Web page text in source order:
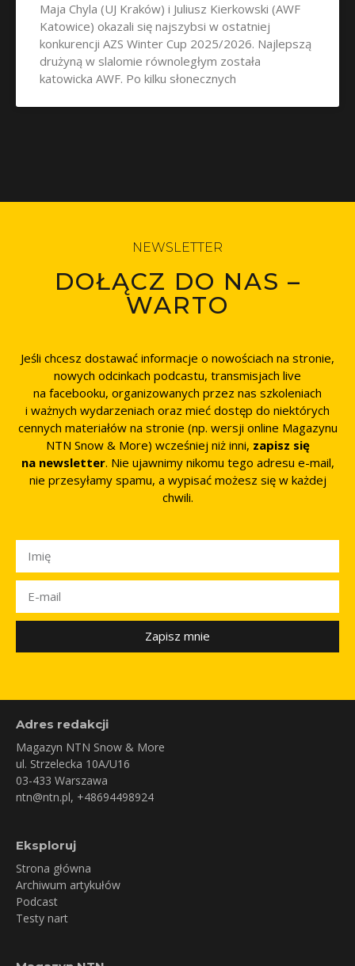
Maja Chyla (UJ Kraków) i Juliusz Kierkowski (AWF
Katowice) okazali się najszybsi w ostatniej
konkurencji AZS Winter Cup 2025/2026. Najlepszą
drużyną w slalomie równoległym została
katowicka AWF. Po kilku słonecznych
NEWSLETTER
DOŁĄCZ DO NAS –
WARTO
Jeśli chcesz dostawać informacje o nowościach na stronie,
nowych odcinkach podcastu, transmisjach live
na facebooku, organizowanych przez nas szkoleniach
i ważnych wydarzeniach oraz mieć dostęp do niektórych
cennych materiałów na stronie (np. wersji online Magazynu
NTN Snow & More) wcześniej niż inni, zapisz się
na newsletter. Nie ujawnimy nikomu tego adresu e-mail,
nie przesyłamy spamu, a wypisać możesz się w każdej
chwili.
Zapisz mnie
Adres redakcji
Magazyn NTN Snow & More
ul. Strzelecka 10A/U16
03-433 Warszawa
ntn@ntn.pl, +48694498924
Eksploruj
Strona główna
Archiwum artykułów
Podcast
Testy nart